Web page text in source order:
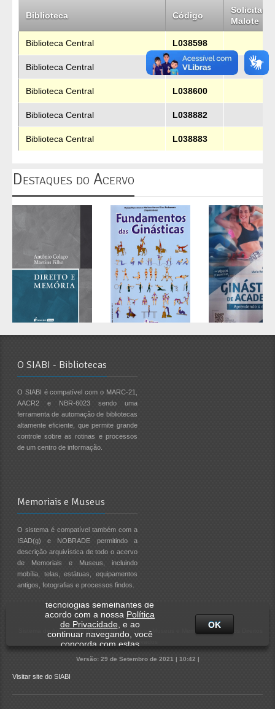
tecnologias semelhantes de
acordo com a nossa Política
de Privacidade, e ao
continuar navegando, você
concorda com estas
OK
Biblioteca Código
Solicitar
Malote
Biblioteca Central L038598
Biblioteca Central L038599
Biblioteca Central L038600
Biblioteca Central L038882
Biblioteca Central L038883
Destaques do Acervo
O SIABI - Bibliotecas
O SIABI é compatível com o MARC-21,
AACR2 e NBR-6023 sendo uma
ferramenta de automação de bibliotecas
altamente eficiente, que permite grande
controle sobre as rotinas e processos
de um centro de informação.
Memoriais e Museus
O sistema é compatível também com a
ISAD(g) e NOBRADE permitindo a
descrição arquivística de todo o acervo
de Memoriais e Museus, incluindo
mobília, telas, estátuas, equipamentos
antigos, fotografias e processos findos.
Sistema de Automação de Biblioteca, Arquivos Museus e Memorais | Todos os Direitos
Reservados
Versão: 29 de Setembro de 2021 | 10:42 |
Visitar site do SIABI